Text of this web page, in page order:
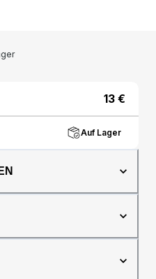
ist. Es wird aus
hergestellt und
auch vielseitig,
Stilen und
Egal, ob Sie mit
Tag
oder einfach
ist Ihre Wahl. Sein
Wärme, ohne den
ist es leicht
zu gewähren, es ist
Spiel mit dieser
13 €
Auf Lager